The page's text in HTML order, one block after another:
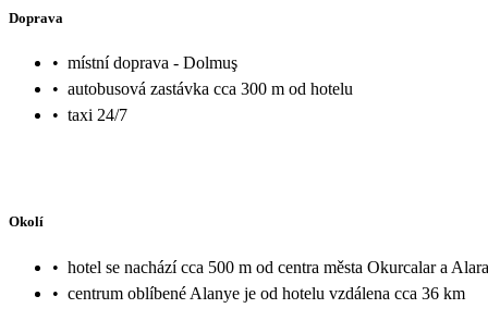
Doprava
• místní doprava - Dolmuş
• autobusová zastávka cca 300 m od hotelu
• taxi 24/7
Okolí
• hotel se nachází cca 500 m od centra města Okurcalar a
• centrum oblíbené Alanye je od hotelu vzdálena cca 36 km